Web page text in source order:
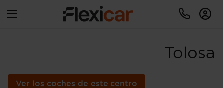
Tolosa
Ver los coches de este centro